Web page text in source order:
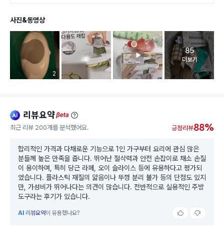
사진&동영상
리뷰 이미지 등록 개수
2
고객 리뷰
85
더보기
ai 리뷰요약beta
최근 리뷰 200개를 분석했어요. 긍정리뷰88%
합리적인 가격과 다채로운 기능으로 1인 가구부터 요리에 관심 많은
분들께 높은 만족을 줍니다. 뛰어난 절삭력과 안전 손잡이로 채소 손질
이 용이하며, 특히 당근 라페, 오이 슬라이스 등에 유용하다고 평가되
었습니다. 플라스틱 재질의 얇음이나 뚜껑 분리 불가 등의 단점도 있지
만, 가성비가 뛰어나다는 의견이 많습니다. 전반적으로 실용적인 주방
도구라는 후기가 있습니다.
AI 리뷰요약이 유용했나요?